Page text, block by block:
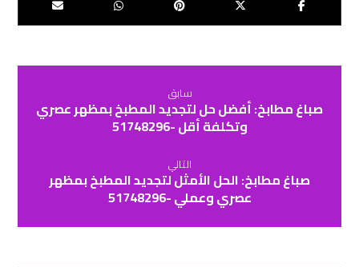
سابق
صباغ مطابخ: أفضل حل لتجديد المطبخ بمظهر عصري
وتكلفة أقل -51748296
التالي
صباغ مطابخ: الحل الأمثل لتجديد المطبخ بمظهر
عصري وعملي -51748296